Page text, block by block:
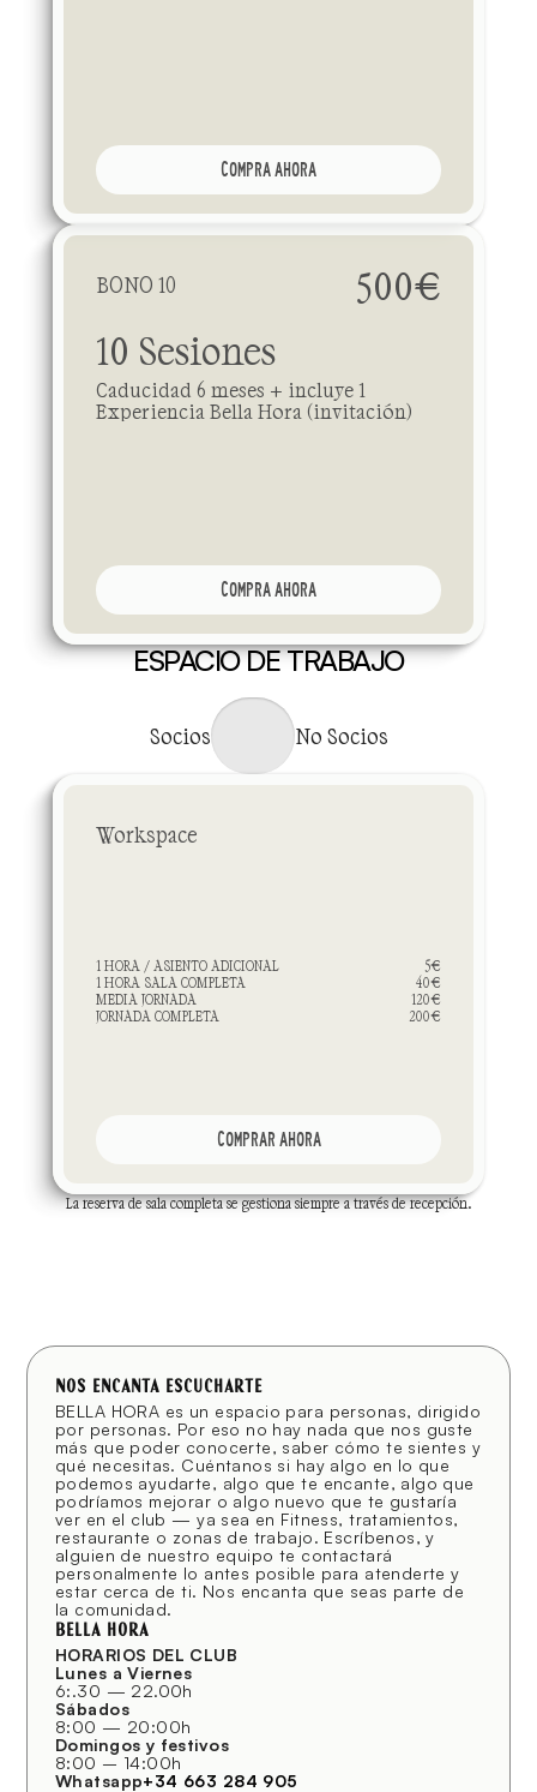
COMPRA AHORA
BONO 10
500€
10 Sesiones
Caducidad 6 meses + incluye 1
Experiencia Bella Hora (invitación)
COMPRA AHORA
ESPACIO DE TRABAJO
Socios
No Socios
Workspace
1 HORA / ASIENTO ADICIONAL
5€
1 HORA SALA COMPLETA
40€
MEDIA JORNADA
120€
JORNADA COMPLETA
200€
COMPRAR AHORA
La reserva de sala completa se gestiona siempre a través de recepción.
NOS ENCANTA ESCUCHARTE
BELLA HORA es un espacio para personas, dirigido
por personas. Por eso no hay nada que nos guste
más que poder conocerte, saber cómo te sientes y
qué necesitas. Cuéntanos si hay algo en lo que
podemos ayudarte, algo que te encante, algo que
podríamos mejorar o algo nuevo que te gustaría
ver en el club — ya sea en Fitness, tratamientos,
restaurante o zonas de trabajo. Escríbenos, y
alguien de nuestro equipo te contactará
personalmente lo antes posible para atenderte y
estar cerca de ti. Nos encanta que seas parte de
la comunidad.
Bella Hora
HORARIOS DEL CLUB
Lunes a Viernes
6:.30 — 22.00h
Sábados
8:00 — 20:00h
Domingos y festivos
8:00 – 14:00h
Whatsapp+34 663 284 905